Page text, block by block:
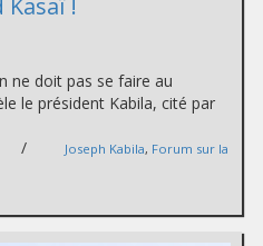
Kasaï !
ne doit pas se faire au
le président Kabila, cité par
/ Joseph Kabila, Forum sur la